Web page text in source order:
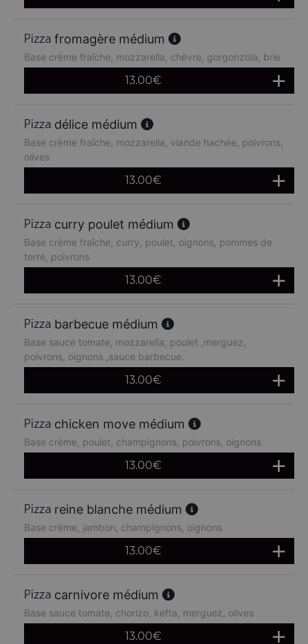
fromagère médium
Base crème fraîche, mozzarella, chèvre, gorgonzola, brie
13.00€
délice médium
Base crème fraîche, mozzarella, viande hachée, poivrons,
olives
13.00€
curry poulet médium
Base crème fraîche, curry, poulet, oignons, pommes de
terre, poivrons
13.00€
barbecue médium
Base sauce tomate, mozzarella, poulet ,merguez,
poivrons, oignons ,sauce barbecue.
13.00€
chicken move médium
Base crème, poulet, champignons, poivrons, oignons
13.00€
reine blanche médium
Base crème, jambon, champignons, oignons
13.00€
carnivore médium
Base sauce tomate, chorizo, kefta, merguez, olives
13.00€